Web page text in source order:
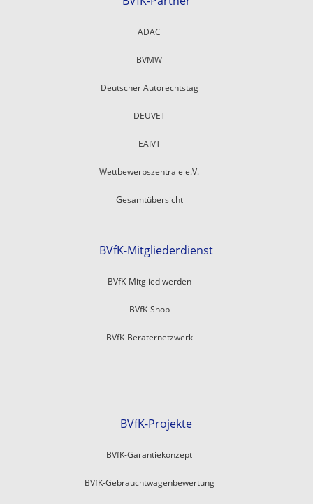
ADAC
BVMW
Deutscher Autorechtstag
DEUVET
EAIVT
Wettbewerbszentrale e.V.
Gesamtübersicht
BVfK-Mitgliederdienst
BVfK-Mitglied werden
BVfK-Shop
BVfK-Beraternetzwerk
BVfK-Projekte
BVfK-Garantiekonzept
BVfK-Gebrauchtwagenbewertung